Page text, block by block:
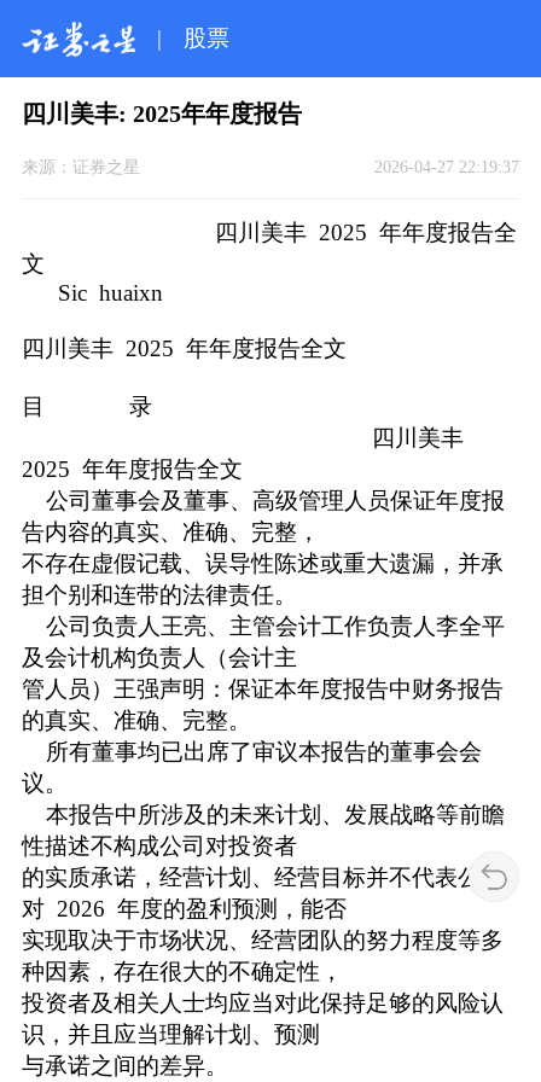
| 股票
四川美丰: 2025年年度报告
来源： 证券之星 2026-04-27 22:19:37
四川美丰 2025 年年度报告全
文
Sic huaixn
四川美丰 2025 年年度报告全文
目 录
四川美丰
2025 年年度报告全文
公司董事会及董事、高级管理人员保证年度报
告内容的真实、准确、完整，
不存在虚假记载、误导性陈述或重大遗漏，并承
担个别和连带的法律责任。
公司负责人王亮、主管会计工作负责人李全平
及会计机构负责人（会计主
管人员）王强声明：保证本年度报告中财务报告
的真实、准确、完整。
所有董事均已出席了审议本报告的董事会会
议。
本报告中所涉及的未来计划、发展战略等前瞻
性描述不构成公司对投资者
的实质承诺，经营计划、经营目标并不代表公司
对 2026 年度的盈利预测，能否
实现取决于市场状况、经营团队的努力程度等多
种因素，存在很大的不确定性，
投资者及相关人士均应当对此保持足够的风险认
识，并且应当理解计划、预测
与承诺之间的差异。